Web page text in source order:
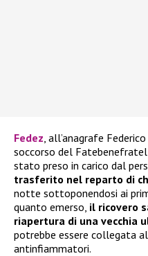
Fedez , all’anagrafe
soccorso del
stato preso in carico dal
trasferito nel reparto di
notte sottoponendosi ai
quanto emerso, il ricovero
riapertura di una vecchia
potrebbe essere collegata
antinfiammatori.